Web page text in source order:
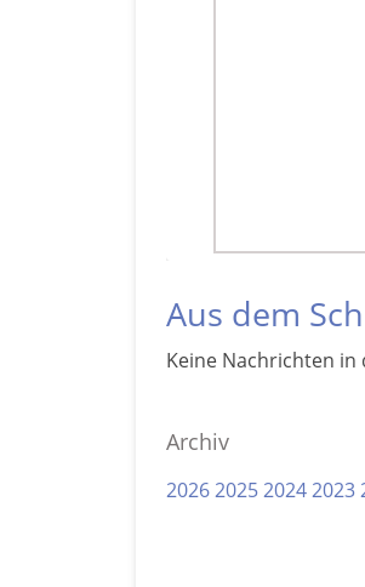
Aus dem
Keine Nachrichten
Archiv
2026202520242023